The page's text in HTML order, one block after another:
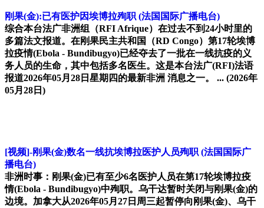
刚果(金):已有医护因埃博拉殉职 (法国国际广播电台)
综合本台法广非洲组（RFI Afrique）在过去不到24小时里的
多篇法文报道。在刚果民主共和国（RD Congo）第17轮埃博
拉疫情(Ebola - Bundibugyo)已经夺去了一批在一线抗疫的义
务人员的生命，其中包括多名医生。这是本台法广(RFI)法语
报道2026年05月28日星期四的最新非洲 消息之一。 ... (2026年
05月28日)
[视频]-刚果(金)数名一线抗埃博拉医护人员殉职 (法国国际广
播电台)
非洲时事：刚果(金)已有至少6名医护人员在第17轮埃博拉疫
情(Ebola - Bundibugyo)中殉职。乌干达暂时关闭与刚果(金)的
边境。加拿大从2026年05月27日周三起暂停向刚果(金)、乌干